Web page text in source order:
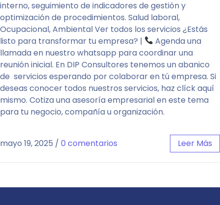
interno, seguimiento de indicadores de gestión y
optimización de procedimientos. Salud laboral,
Ocupacional, Ambiental Ver todos los servicios ¿Estás
listo para transformar tu empresa? |
Agenda una
llamada en nuestro whatsapp para coordinar una
reunión inicial. En DIP Consultores tenemos un abanico
de servicios esperando por colaborar en tú empresa. Si
deseas conocer todos nuestros servicios, haz clíck aquí
mismo. Cotiza una asesoría empresarial en este tema
para tu negocio, compañía u organización.
mayo 19, 2025 / 0 comentarios Leer Más